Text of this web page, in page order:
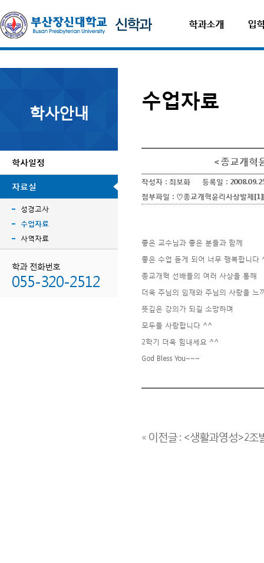
학과소개 입
학사안내
학사일정
자료실
성경고사
수업자료
사역자료
학과 전화번호
055-320-2512
수업자료
<종교개혁
작성자 : 최보화 등록일 :
첨부파일 : ♡종교개혁윤리사상발제
좋은 교수님과 좋은 분들과 함께
좋은 수업 듣게 되어 너무 행복합니다
종교개혁 선배들의 여러 사상을 통해
더욱 주님의 임재와 주님의 사랑을 느
뜻깊은 강의가 되길 소망하며
모두들 사랑합니다 ^^
2학기 더욱 힘내세요 ^^
God Bless You~~~
« 이전글 : <생활과영성>2